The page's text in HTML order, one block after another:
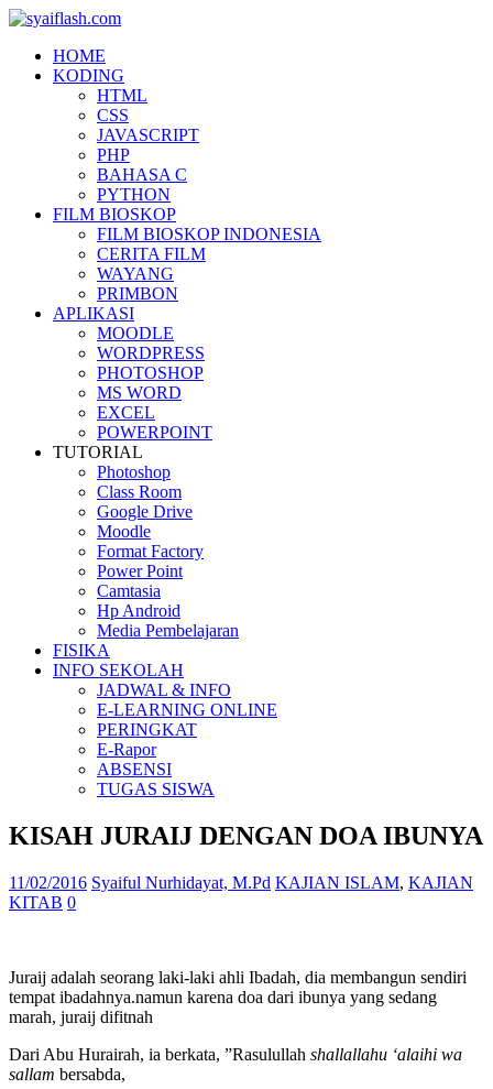
HOME
KODING
HTML
CSS
JAVASCRIPT
PHP
BAHASA C
PYTHON
FILM BIOSKOP
FILM BIOSKOP INDONESIA
CERITA FILM
WAYANG
PRIMBON
APLIKASI
MOODLE
WORDPRESS
PHOTOSHOP
MS WORD
EXCEL
POWERPOINT
TUTORIAL
Photoshop
Class Room
Google Drive
Moodle
Format Factory
Power Point
Camtasia
Hp Android
Media Pembelajaran
FISIKA
INFO SEKOLAH
JADWAL & INFO
E-LEARNING ONLINE
PERINGKAT
E-Rapor
ABSENSI
TUGAS SISWA
KISAH JURAIJ DENGAN DOA IBUNYA
11/02/2016 Syaiful Nurhidayat, M.Pd KAJIAN ISLAM, KAJIAN
KITAB 0
Juraij adalah seorang laki-laki ahli Ibadah, dia membangun sendiri
tempat ibadahnya.namun karena doa dari ibunya yang sedang
marah, juraij difitnah
Dari Abu Hurairah, ia berkata, ”Rasulullah shallallahu ‘alaihi wa
sallam bersabda,